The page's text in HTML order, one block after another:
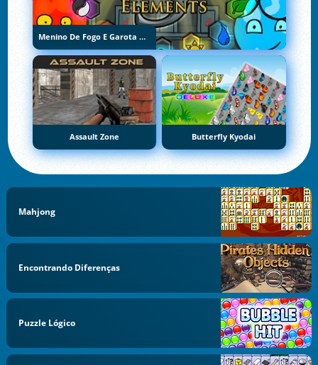
Menino De Fogo E Garota De Água 5: Elementos
Assault Zone Butterfly Kyodai
Mahjong
Encontrando Diferenças
Puzzle Lógico